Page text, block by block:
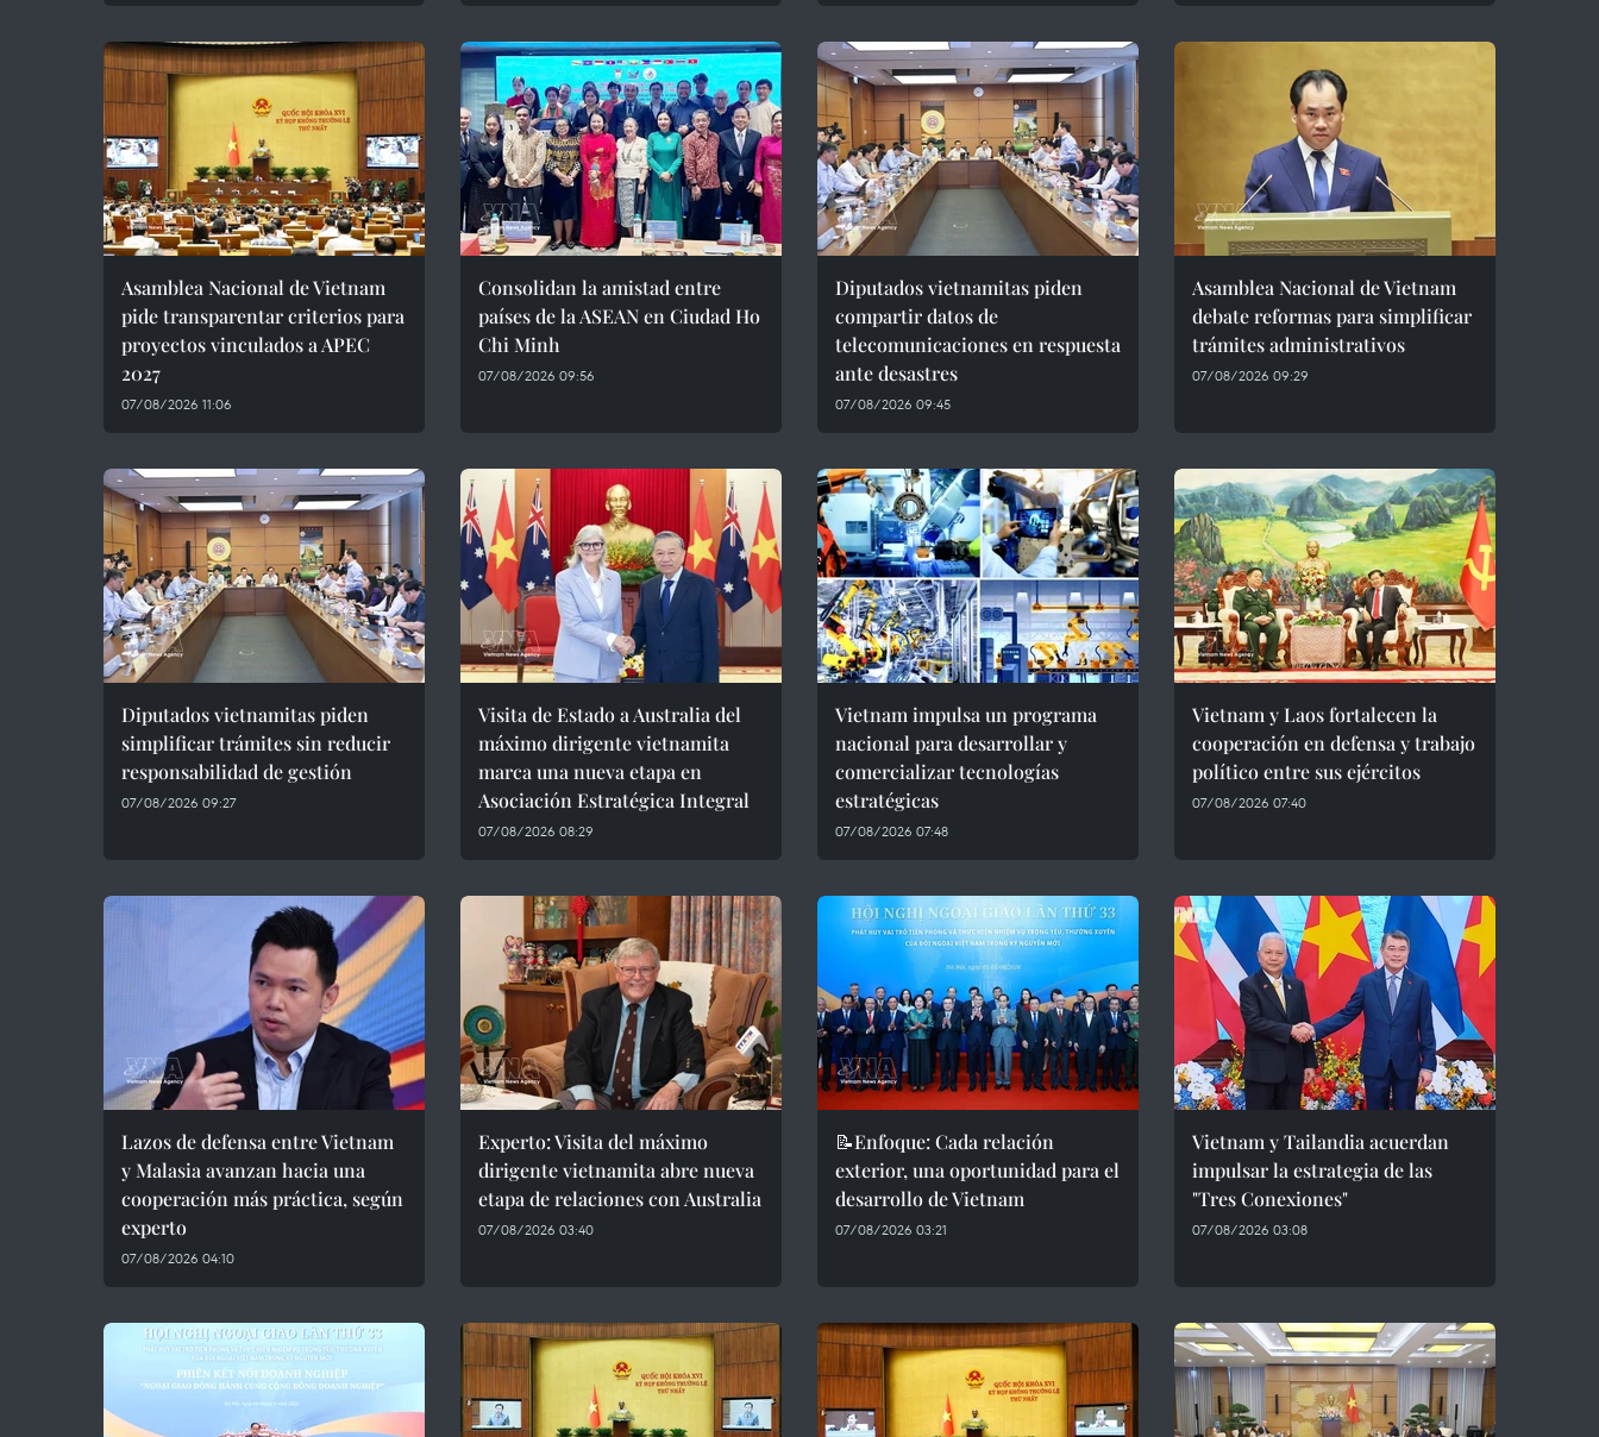
Asamblea Nacional de Vietnam
pide transparentar criterios para
proyectos vinculados a APEC
2027
07/08/2026 11:06
Consolidan la amistad entre
países de la ASEAN en Ciudad Ho
Chi Minh
07/08/2026 09:56
Diputados vietnamitas piden
compartir datos de
telecomunicaciones en respuesta
ante desastres
07/08/2026 09:45
Asamblea Nacional de Vietnam
debate reformas para simplificar
trámites administrativos
07/08/2026 09:29
Diputados vietnamitas piden
simplificar trámites sin reducir
responsabilidad de gestión
07/08/2026 09:27
Visita de Estado a Australia del
máximo dirigente vietnamita
marca una nueva etapa en
Asociación Estratégica Integral
07/08/2026 08:29
Vietnam impulsa un programa
nacional para desarrollar y
comercializar tecnologías
estratégicas
07/08/2026 07:48
Vietnam y Laos fortalecen la
cooperación en defensa y trabajo
político entre sus ejércitos
07/08/2026 07:40
Lazos de defensa entre Vietnam
y Malasia avanzan hacia una
cooperación más práctica, según
experto
07/08/2026 04:10
Experto: Visita del máximo
dirigente vietnamita abre nueva
etapa de relaciones con Australia
07/08/2026 03:40
📝Enfoque: Cada relación
exterior, una oportunidad para el
desarrollo de Vietnam
07/08/2026 03:21
Vietnam y Tailandia acuerdan
impulsar la estrategia de las
"Tres Conexiones"
07/08/2026 03:08